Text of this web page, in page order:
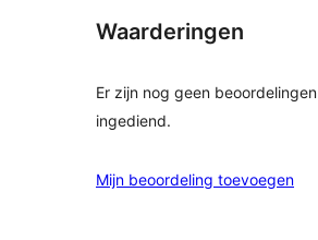
Waarderingen
Er zijn nog geen beoordelingen
ingediend.
Mijn beoordeling toevoegen